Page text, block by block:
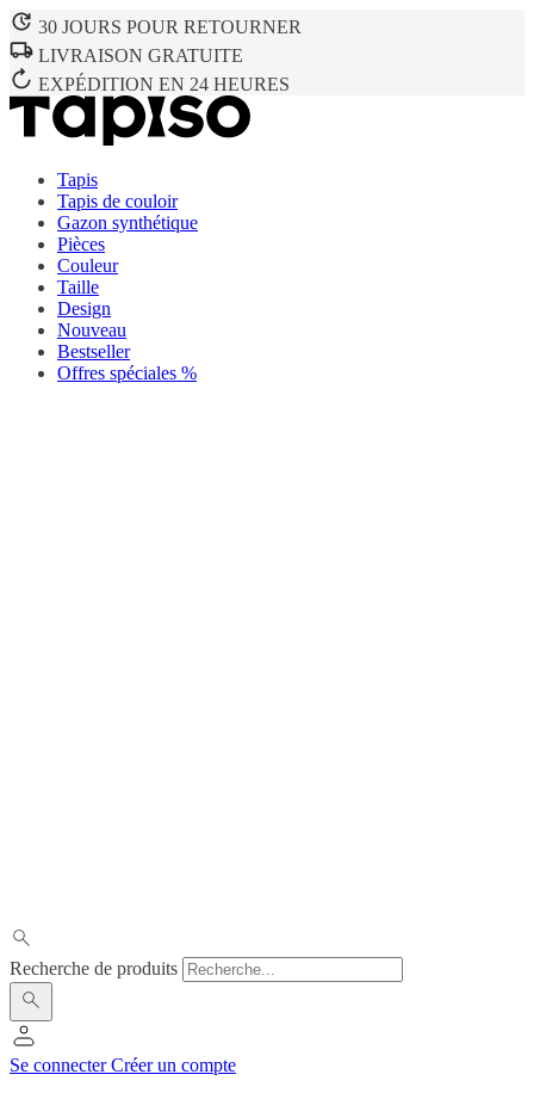
30 JOURS POUR RETOURNER
LIVRAISON GRATUITE
EXPÉDITION EN 24 HEURES
Tapis
Tapis de couloir
Gazon synthétique
Pièces
Couleur
Taille
Design
Nouveau
Bestseller
Offres spéciales %
Recherche de produits
Se connecterCréer un compte